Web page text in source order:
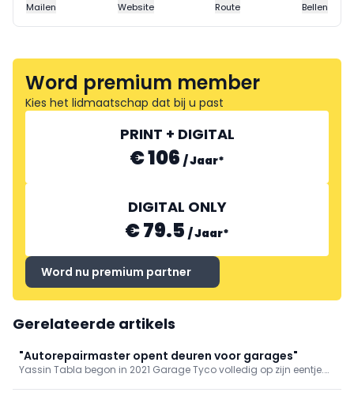
Mailen Website Route Bellen
Word premium member
Kies het lidmaatschap dat bij u past
PRINT + DIGITAL
€ 106 /Jaar*
DIGITAL ONLY
€ 79.5 /Jaar*
Word nu premium partner
Gerelateerde artikels
"Autorepairmaster opent deuren voor garages"
Yassin Tabla begon in 2021 Garage Tyco volledig op zijn eentje.